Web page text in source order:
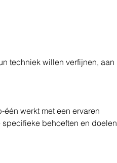
techniek willen verfijnen, aan
werkt met een ervaren
behoeften en doelen